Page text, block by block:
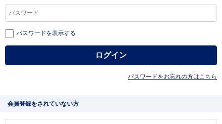
パスワードを表示する
パスワードをお忘れの方はこちら
会員登録をされていない方